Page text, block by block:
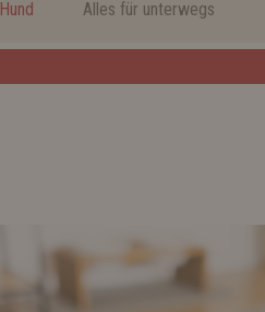
Hund Alles für unterwegs